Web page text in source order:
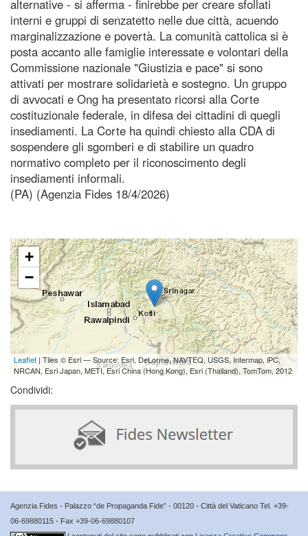
alternative - si afferma - finirebbe per creare sfollati
interni e gruppi di senzatetto nelle due città, acuendo
marginalizzazione e povertà. La comunità cattolica si è
posta accanto alle famiglie interessate e volontari della
Commissione nazionale "Giustizia e pace" si sono
attivati per mostrare solidarietà e sostegno. Un gruppo
di avvocati e Ong ha presentato ricorsi alla Corte
costituzionale federale, in difesa dei cittadini di quegli
insediamenti. La Corte ha quindi chiesto alla CDA di
sospendere gli sgomberi e di stabilire un quadro
normativo completo per il riconoscimento degli
insediamenti informali.
(PA) (Agenzia Fides 18/4/2026)
+
−
Leaflet | Tiles © Esri — Source: Esri, DeLorme, NAVTEQ, USGS, Intermap, iPC,
NRCAN, Esri Japan, METI, Esri China (Hong Kong), Esri (Thailand), TomTom, 2012
Condividi:
Agenzia Fides - Palazzo “de Propaganda Fide” - 00120 - Città del Vaticano Tel. +39-
06-69880115 - Fax +39-06-69880107